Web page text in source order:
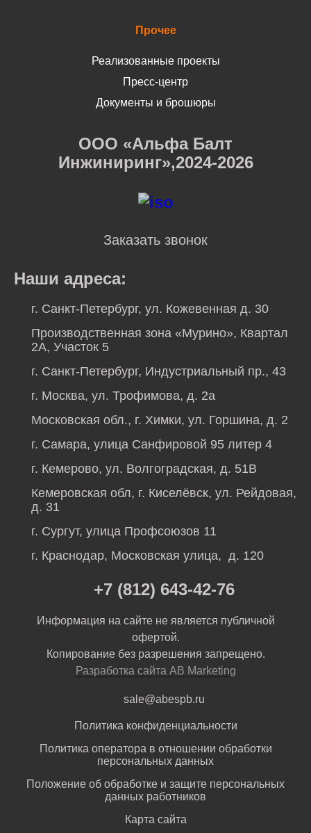
Прочее
Реализованные проекты
Пресс-центр
Документы и брошюры
ООО «Альфа Балт
Инжиниринг»,2024-2026
Заказать звонок
Наши адреса:
г. Санкт-Петербург, ул. Кожевенная д. 30
Производственная зона «Мурино», Квартал
2А, Участок 5
г. Санкт-Петербург, Индустриальный пр., 43
г. Москва, ул. Трофимова, д. 2а
Московская обл., г. Химки, ул. Горшина, д. 2
г. Самара, улица Санфировой 95 литер 4
г. Кемерово, ул. Волгоградская, д. 51В
Кемеровская обл, г. Киселёвск, ул. Рейдовая,
д. 31
г. Сургут, улица Профсоюзов 11
г. Краснодар, Московская улица, д. 120
+7 (812) 643-42-76
Информация на сайте не является публичной
офертой.
Копирование без разрешения запрещено.
Разработка сайта AB Marketing
sale@abespb.ru
Политика конфиденциальности
Политика оператора в отношении обработки
персональных данных
Положение об обработке и защите персональных
данных работников
Карта сайта